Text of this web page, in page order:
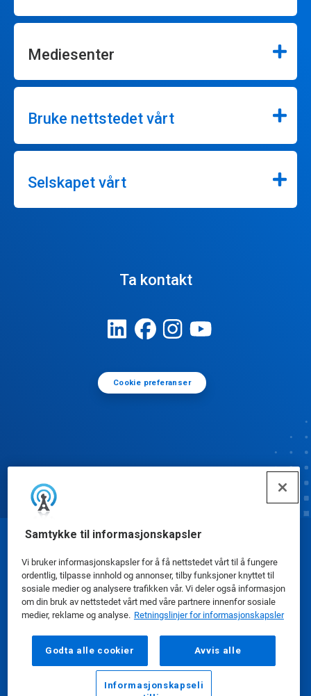
Samtykke til informasjonskapsler
Vi bruker informasjonskapsler for å få nettstedet vårt til å fungere
ordentlig, tilpasse innhold og annonser, tilby funksjoner knyttet til
sosiale medier og analysere trafikken vår. Vi deler også informasjon
om din bruk av nettstedet vårt med våre partnere innenfor sosiale
medier, reklame og analyse. Retningslinjer for informasjonskapsler
Godta alle cookier Avvis alle
Informasjonskapseli
Mediesenter
Bruke nettstedet vårt
Selskapet vårt
Ta kontakt
Cookie preferanser
Sikkerhetsdatablad|Personvernerklæring|
Bruksvilkår